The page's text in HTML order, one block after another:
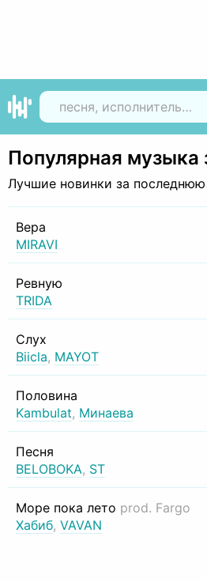
Популярная музыка
Лучшие новинки за
Вера
MIRAVI
Ревную
TRIDA
Слух
Biicla, MAYOT
Половина
Kambulat, Минаева
Песня
BELOBOKA, ST
Море пока лето prod. Fargo
Хабиб, VAVAN